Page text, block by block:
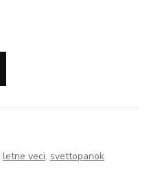
letne veci, svettopanok